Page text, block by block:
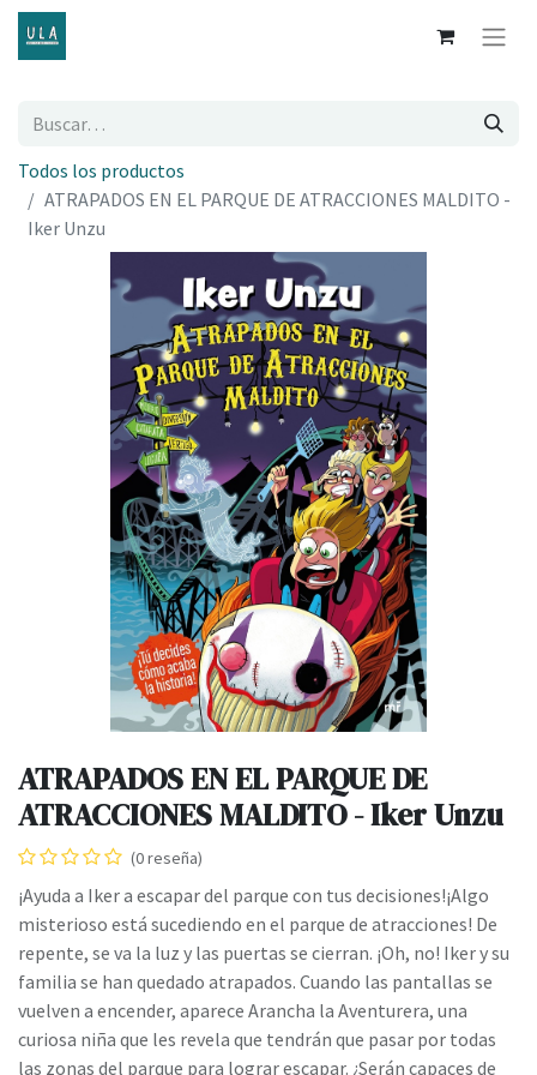
Todos los productos
ATRAPADOS EN EL PARQUE DE ATRACCIONES MALDITO -
Iker Unzu
ATRAPADOS EN EL PARQUE DE
ATRACCIONES MALDITO - Iker Unzu
(0 reseña)
¡Ayuda a Iker a escapar del parque con tus decisiones!¡Algo
misterioso está sucediendo en el parque de atracciones! De
repente, se va la luz y las puertas se cierran. ¡Oh, no! Iker y su
familia se han quedado atrapados. Cuando las pantallas se
vuelven a encender, aparece Arancha la Aventurera, una
curiosa niña que les revela que tendrán que pasar por todas
las zonas del parque para lograr escapar. ¿Serán capaces de